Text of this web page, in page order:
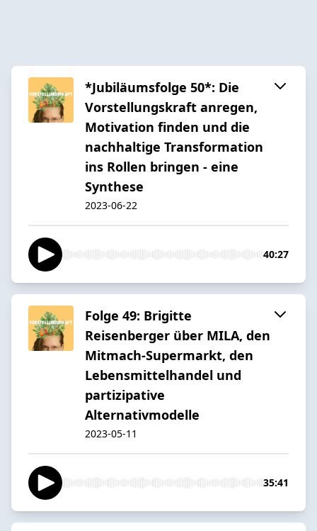
*Jubiläumsfolge 50*: Die
Vorstellungskraft anregen,
Motivation finden und die
nachhaltige Transformation
ins Rollen bringen - eine
Synthese
2023-06-22
40:27
Folge 49: Brigitte
Reisenberger über MILA, den
Mitmach-Supermarkt, den
Lebensmittelhandel und
partizipative
Alternativmodelle
2023-05-11
35:41